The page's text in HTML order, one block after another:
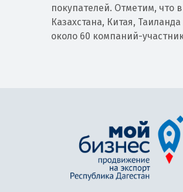
покупателей. Отметим, что
Казахстана, Китая,
около 60 компаний-